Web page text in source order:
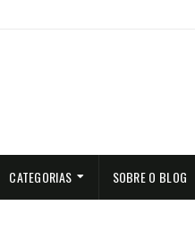
CATEGORIAS SOBRE O BLOG